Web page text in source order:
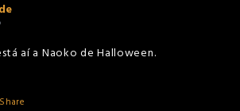
aí a Naoko de Halloween.
Share